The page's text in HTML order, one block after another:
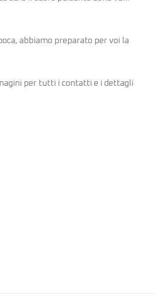
abbiamo preparato per voi la
per tutti i contatti e i dettagli